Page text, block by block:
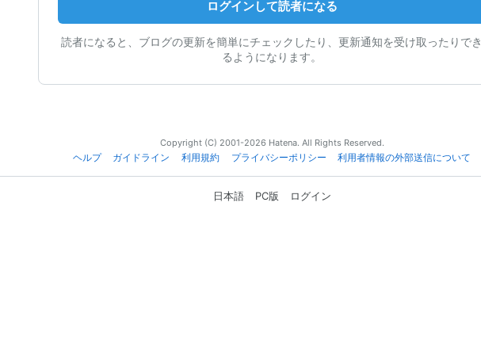
ログインして読者になる
読者になると、ブログの更新を簡単にチェックしたり、更新通知を受け取ったりでき
るようになります。
Copyright (C) 2001-2026 Hatena. All Rights Reserved.
ヘルプ
ガイドライン 利用規約 プライバシーポリシー 利用者情報の外部送信について
日本語 PC版 ログイン